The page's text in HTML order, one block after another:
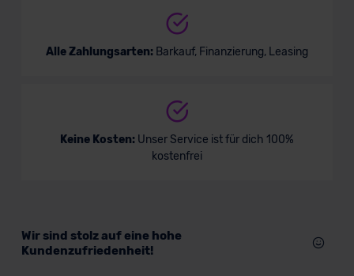
Alle Zahlungsarten: Barkauf, Finanzierung, Leasing
Keine Kosten: Unser Service ist für dich 100%
kostenfrei
Wir sind stolz auf eine hohe
Kundenzufriedenheit!